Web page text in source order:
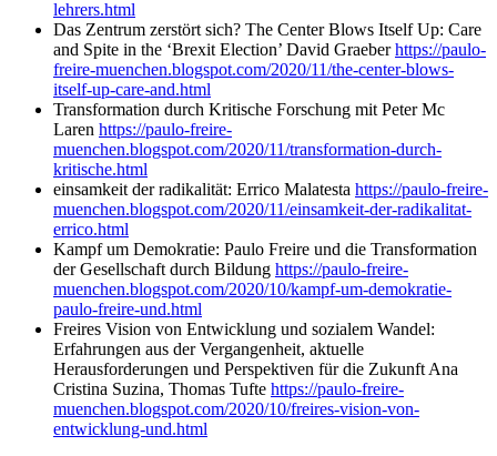
lehrers.html
Das Zentrum zerstört sich? The Center Blows Itself Up: Care
and Spite in the ‘Brexit Election’ David Graeberhttps://paulo-
freire-muenchen.blogspot.com/2020/11/the-center-blows-
itself-up-care-and.html
Transformation durch Kritische Forschung mit Peter Mc
Laren https://paulo-freire-
muenchen.blogspot.com/2020/11/transformation-durch-
kritische.html
einsamkeit der radikalität: Errico Malatesta https://paulo-freire-
muenchen.blogspot.com/2020/11/einsamkeit-der-radikalitat-
errico.html
Kampf um Demokratie: Paulo Freire und die Transformation
der Gesellschaft durch Bildung https://paulo-freire-
muenchen.blogspot.com/2020/10/kampf-um-demokratie-
paulo-freire-und.html
Freires Vision von Entwicklung und sozialem Wandel:
Erfahrungen aus der Vergangenheit, aktuelle
Herausforderungen und Perspektiven für die Zukunft Ana
Cristina Suzina, Thomas Tufte https://paulo-freire-
muenchen.blogspot.com/2020/10/freires-vision-von-
entwicklung-und.html